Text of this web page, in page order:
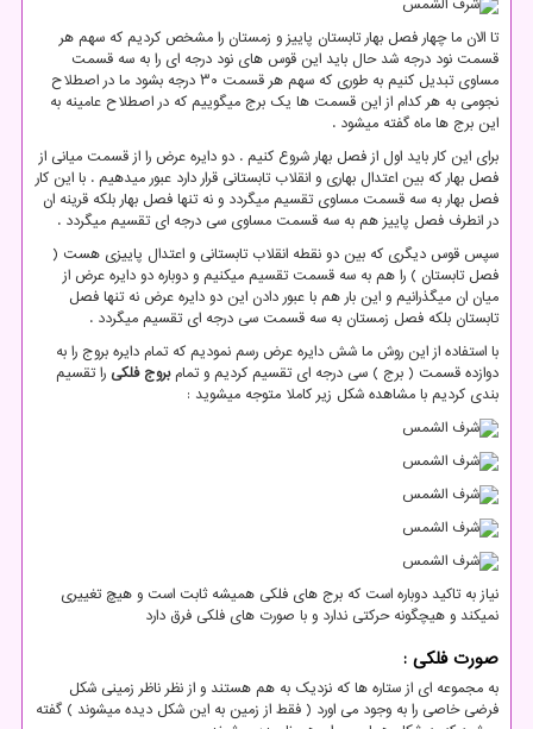
تا الان ما چهار فصل بهار تابستان پاییز و زمستان را مشخص کردیم که سهم هر
قسمت نود درجه شد حال باید این قوس های نود درجه ای را به سه قسمت
مساوی تبدیل کنیم به طوری که سهم هر قسمت ۳۰ درجه بشود ما در اصطلاح
نجومی به هر کدام از این قسمت ها یک برج میگوییم که در اصطلاح عامینه به
این برج ها ماه گفته میشود .
برای این کار باید اول از فصل بهار شروع کنیم . دو دایره عرض را از قسمت میانی از
فصل بهار که بین اعتدال بهاری و انقلاب تابستانی قرار دارد عبور میدهیم . با این کار
فصل بهار به سه قسمت مساوی تقسیم میگردد و نه تنها فصل بهار بلکه قرینه ان
در انطرف فصل پاییز هم به سه قسمت مساوی سی درجه ای تقسیم میگردد .
سپس قوس دیگری که بین دو نقطه انقلاب تابستانی و اعتدال پاییزی هست (
فصل تابستان ) را هم به سه قسمت تقسیم میکنیم و دوباره دو دایره عرض از
میان ان میگذرانیم و این بار هم با عبور دادن این دو دایره عرض نه تنها فصل
تابستان بلکه فصل زمستان به سه قسمت سی درجه ای تقسیم میگردد .
با استفاده از این روش ما شش دایره عرض رسم نمودیم که تمام دایره بروج را به
دوازده قسمت ( برج ) سی درجه ای تقسیم کردیم و تمامبروج فلکی را تقسیم
بندی کردیم با مشاهده شکل زیر کاملا متوجه میشوید :
نیاز به تاکید دوباره است که برج های فلکی همیشه ثابت است و هیچ تغییری
نمیکند و هیچگونه حرکتی ندارد و با صورت های فلکی فرق دارد
صورت فلکی :
به مجموعه ای از ستاره ها که نزدیک به هم هستند و از نظر ناظر زمینی شکل
فرضی خاصی را به وجود می اورد ( فقط از زمین به این شکل دیده میشوند ) گفته